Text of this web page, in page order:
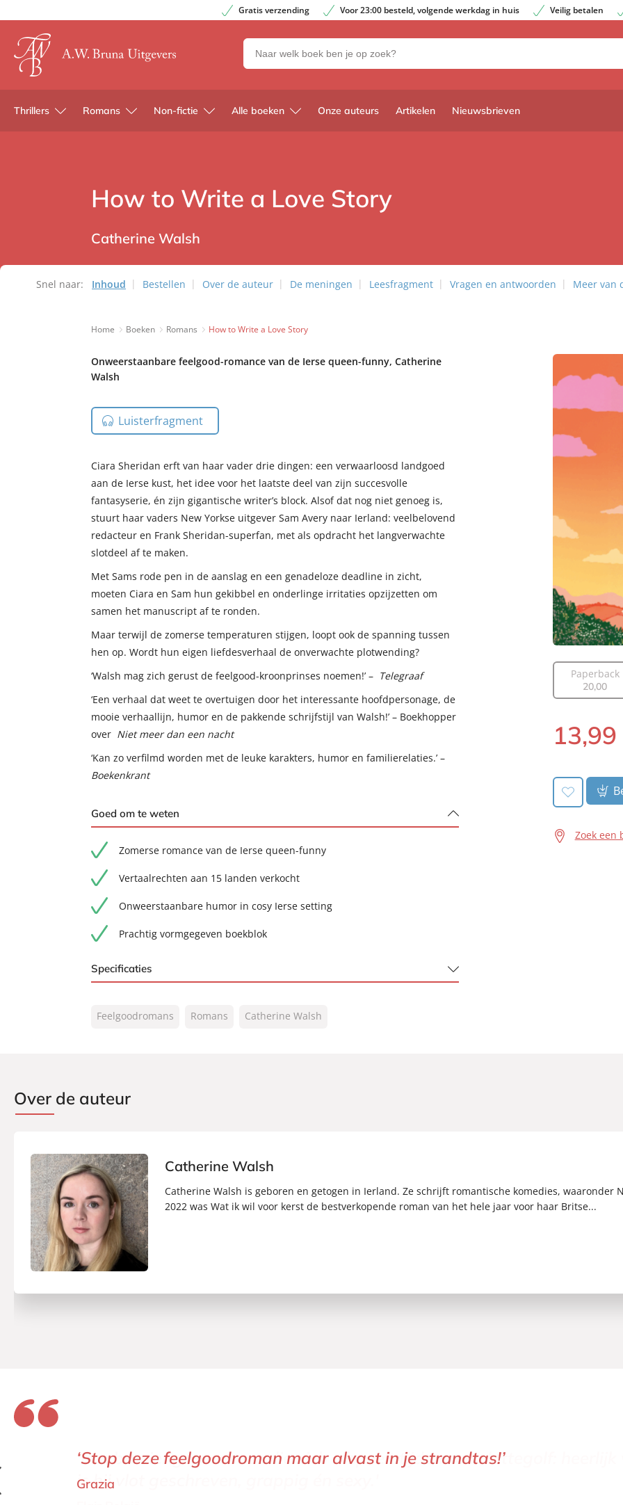
Gratis verzending Voor 23:00 besteld, volgende werkdag in huis Veilig betalen
Zoeken
naar
en
uitgevers
Thrillers Romans Non-fictie Alle boeken Onze auteurs Artikelen Nieuwsbrieven
How to Write a Love Story
Catherine Walsh
Snel naar: Inhoud Bestellen Over de auteur De meningen Leesfragment Vragen en antwoorden Meer van
Home Boeken Romans How to Write a Love Story
Onweerstaanbare feelgood-romance van de Ierse queen-funny, Catherine
Walsh
Luisterfragment
Ciara Sheridan erft van haar vader drie dingen: een verwaarloosd landgoed
aan de Ierse kust, het idee voor het laatste deel van zijn succesvolle
fantasyserie, én zijn gigantische writer’s block. Alsof dat nog niet genoeg is,
stuurt haar vaders New Yorkse uitgever Sam Avery naar Ierland: veelbelovend
redacteur en Frank Sheridan-superfan, met als opdracht het langverwachte
slotdeel af te maken.
Met Sams rode pen in de aanslag en een genadeloze deadline in zicht,
moeten Ciara en Sam hun gekibbel en onderlinge irritaties opzijzetten om
samen het manuscript af te ronden.
Maar terwijl de zomerse temperaturen stijgen, loopt ook de spanning tussen
hen op. Wordt hun eigen liefdesverhaal de onverwachte plotwending?
‘Walsh mag zich gerust de feelgood-kroonprinses noemen!’ – Telegraaf
‘Een verhaal dat weet te overtuigen door het interessante hoofdpersonage, de
mooie verhaallijn, humor en de pakkende schrijfstijl van Walsh!’ – Boekhopper
over Niet meer dan een nacht
‘Kan zo verfilmd worden met de leuke karakters, humor en familierelaties.’ –
Boekenkrant
Goed om te weten
Zomerse romance van de Ierse queen-funny
Vertaalrechten aan 15 landen verkocht
Onweerstaanbare humor in cosy Ierse setting
Prachtig vormgegeven boekblok
Specificaties
NUR:
302
Voorlezer:
Uitgever:
AW Bruna
Verschijningsdatum:
Feelgoodromans Romans Catherine Walsh
Paperback
20,00
Luisterboek:
13,99
Zoek een
Over de auteur
Catherine Walsh
Catherine Walsh is geboren en getogen in Ierland. Ze schrijft romantische komedies, waaronder
2022 was Wat ik wil voor kerst de bestverkopende roman van het hele jaar voor haar Britse...
‘Stop deze feelgoodroman maar alvast in je strandtas!’
Grazia